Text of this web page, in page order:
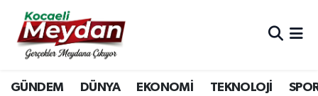
GÜNDEM DÜNYA EKONOMİ TEKNOLOJİ
Nöbetçi Eczaneler
Hava Durumu